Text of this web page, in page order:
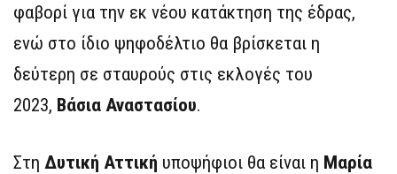
φαβορί για την εκ νέου κατάκτηση της έδρας,
ενώ στο ίδιο ψηφοδέλτιο θα βρίσκεται η
δεύτερη σε σταυρούς στις εκλογές του
2023, Βάσια Αναστασίου.
Στη Δυτική Αττική υποψήφιοι θα είναι η Μαρία